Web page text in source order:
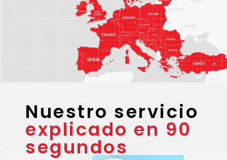
Nuestro servicio
explicado en 90
segundos